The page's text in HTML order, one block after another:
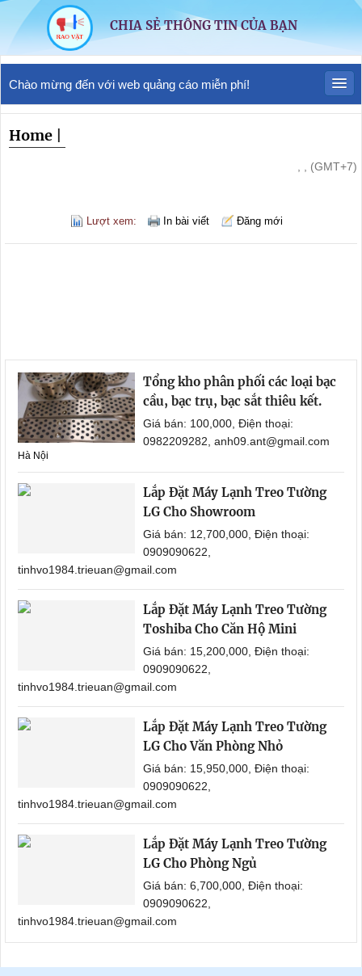
CHIA SẺ THÔNG TIN CỦA BẠN
Chào mừng đến với web quảng cáo miễn phí!
Home
, , (GMT+7)
Lượt xem: In bài viết Đăng mới
Tổng kho phân phối các loại bạc
cầu, bạc trụ, bạc sắt thiêu kết.
Giá bán: 100,000, Điện thoại:
0982209282, anh09.ant@gmail.com
Hà Nội
Lắp Đặt Máy Lạnh Treo Tường
LG Cho Showroom
Giá bán: 12,700,000, Điện thoại:
0909090622,
tinhvo1984.trieuan@gmail.com
Lắp Đặt Máy Lạnh Treo Tường
Toshiba Cho Căn Hộ Mini
Giá bán: 15,200,000, Điện thoại:
0909090622,
tinhvo1984.trieuan@gmail.com
Lắp Đặt Máy Lạnh Treo Tường
LG Cho Văn Phòng Nhỏ
Giá bán: 15,950,000, Điện thoại:
0909090622,
tinhvo1984.trieuan@gmail.com
Lắp Đặt Máy Lạnh Treo Tường
LG Cho Phòng Ngủ
Giá bán: 6,700,000, Điện thoại:
0909090622,
tinhvo1984.trieuan@gmail.com